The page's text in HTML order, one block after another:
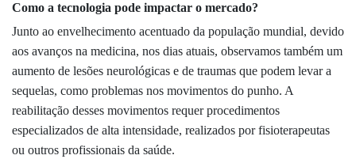
Como a tecnologia pode impactar o mercado?
Junto ao envelhecimento acentuado da população mundial, devido
aos avanços na medicina, nos dias atuais, observamos também um
aumento de lesões neurológicas e de traumas que podem levar a
sequelas, como problemas nos movimentos do punho. A
reabilitação desses movimentos requer procedimentos
especializados de alta intensidade, realizados por fisioterapeutas
ou outros profissionais da saúde.